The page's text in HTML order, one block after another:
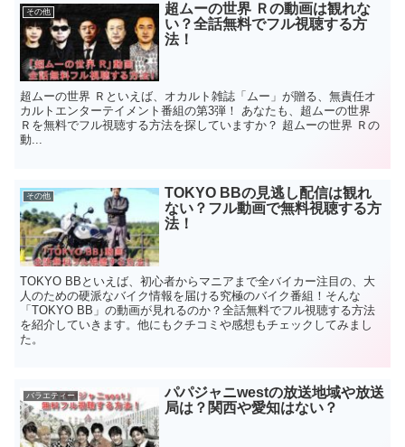
その他
超ムーの世界 Ｒの動画は観れな
い？全話無料でフル視聴する方
法！
超ムーの世界 Ｒといえば、オカルト雑誌「ムー」が贈る、無責任オ
カルトエンターテイメント番組の第3弾！ あなたも、超ムーの世界
Ｒを無料でフル視聴する方法を探していますか？ 超ムーの世界 Ｒの
動...
その他
TOKYO BBの見逃し配信は観れ
ない？フル動画で無料視聴する方
法！
TOKYO BBといえば、初心者からマニアまで全バイカー注目の、大
人のための硬派なバイク情報を届ける究極のバイク番組！そんな
「TOKYO BB」の動画が見れるのか？全話無料でフル視聴する方法
を紹介していきます。他にもクチコミや感想もチェックしてみまし
た。
バラエティー
パパジャニwestの放送地域や放送
局は？関西や愛知はない？